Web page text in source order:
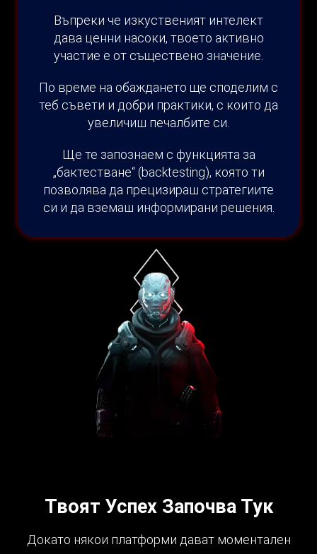
Въпреки че изкуственият интелект
дава ценни насоки, твоето активно
участие е от съществено значение.
По време на обаждането ще споделим с
теб съвети и добри практики, с които да
увеличиш печалбите си.
Ще те запознаем с функцията за
„бактестване“ (backtesting), която ти
позволява да прецизираш стратегиите
си и да вземаш информирани решения.
Твоят Успех Започва Тук
Докато някои платформи дават моментален